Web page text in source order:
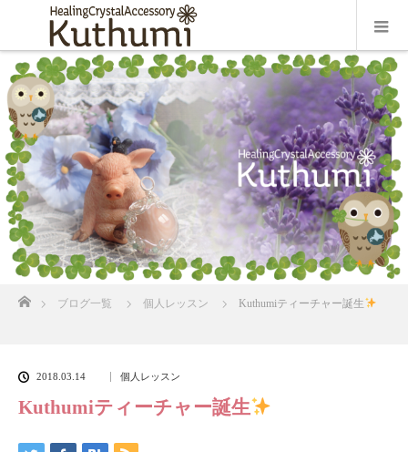
ブログ一覧 個人レッスン Kuthumiティーチャー誕生
2018.03.14 個人レッスン
Kuthumiティーチャー誕生